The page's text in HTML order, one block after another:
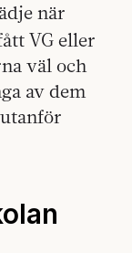
när
VG eller
väl och
av dem